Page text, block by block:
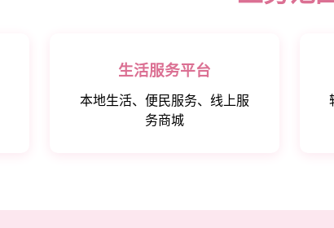
生活服务平台
本地生活、便民服务、线上服
务商城